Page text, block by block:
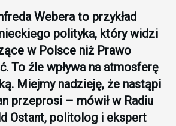
Webera to przykład
polityka, który widzi
w Polsce niż Prawo
To źle wpływa na atmosferę
Miejmy nadzieję, że nastąpi
przeprosi – mówił w Radiu
Ostant, politolog i ekspert